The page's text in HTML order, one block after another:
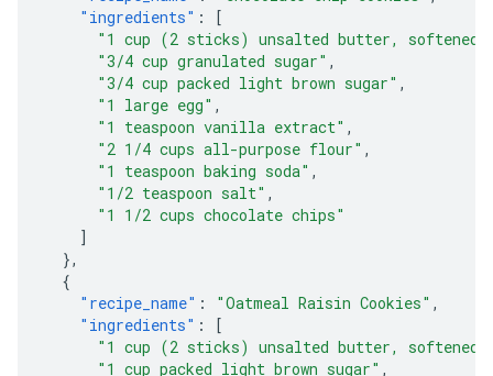
"ingredients" :
[
"1 cup (2 sticks) unsalted butter, softened"
"3/4 cup granulated sugar" ,
"3/4 cup packed light brown sugar" ,
"1 large egg" ,
"1 teaspoon vanilla extract" ,
"2 1/4 cups all-purpose flour" ,
"1 teaspoon baking soda" ,
"1/2 teaspoon salt" ,
"1 1/2 cups chocolate chips"
]
},
{
"recipe_name" : "Oatmeal Raisin Cookies" ,
"ingredients" :
[
"1 cup (2 sticks) unsalted butter, softened"
"1 cup packed light brown sugar" ,